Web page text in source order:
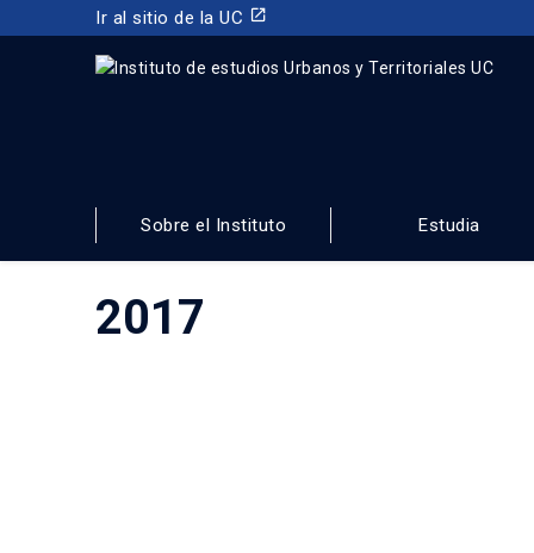
Ir al sitio de la UC launch
Y TERRITORIALES
FACULTAD DE ARQUITECTURA, DISEÑO Y ESTUDIOS
Sobre el Instituto Estudia
2017